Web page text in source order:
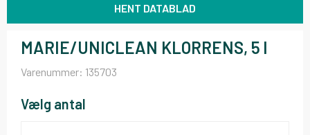
HENT DATABLAD
MARIE/UNICLEAN KLORRENS, 5 l
Varenummer: 135703
Vælg antal